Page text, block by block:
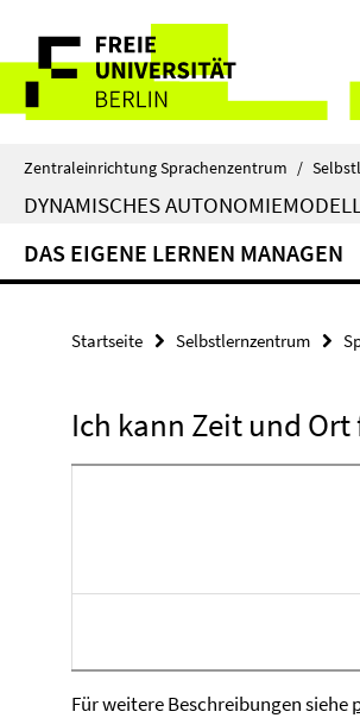
direkt
Inhalt
Service-
Navigation
Zentraleinrichtung Sprachenzentrum /
DYNAMISCHES
DAS EIGENE LERNEN MANAGEN
Startseite Selbstlernzentrum
Ich kann Zeit und
Für weitere Beschreibungen siehe